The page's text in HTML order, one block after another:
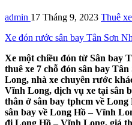
admin 17 Tháng 9, 2023 Thuê xe
Xe đón rước sân bay Tân Sơn
Xe một chiều đón từ Sân bay
thuê xe 7 chỗ đón sân bay
Long, nhà xe chuyên rước
Vĩnh Long, dịch vụ xe tại sân
thân ở sân bay tphcm về
sân bay về Long Hồ – Vĩnh
đi Long Hồ – Vĩnh Long, giá